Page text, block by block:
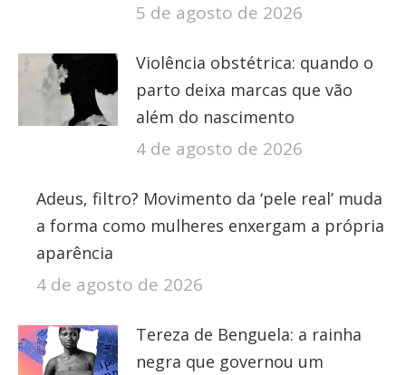
5 de agosto de 2026
Violência obstétrica: quando o
parto deixa marcas que vão
além do nascimento
4 de agosto de 2026
Adeus, filtro? Movimento da ‘pele real’ muda
a forma como mulheres enxergam a própria
aparência
4 de agosto de 2026
Tereza de Benguela: a rainha
negra que governou um